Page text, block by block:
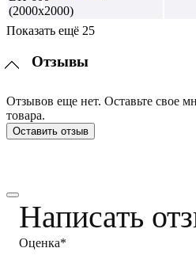
Показать ещё 25
Отзывы
Отзывов еще нет. Оставьте свое
товара.
Оставить отзыв
Написать
Оценка*